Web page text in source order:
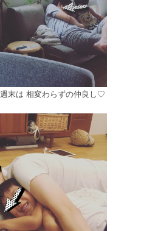
末は 相変わらずの仲良し♡